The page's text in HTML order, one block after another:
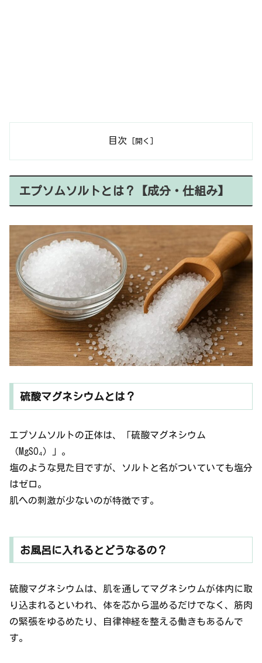
目次
エプソムソルトとは？【成分・仕組み】
硫酸マグネシウムとは？
エプソムソルトの正体は、「硫酸マグネシウム
（MgSO₄）」。
塩のような見た目ですが、ソルトと名がついていても塩分
はゼロ。
肌への刺激が少ないのが特徴です。
お風呂に入れるとどうなるの？
硫酸マグネシウムは、肌を通してマグネシウムが体内に取
り込まれるといわれ、体を芯から温めるだけでなく、筋肉
の緊張をゆるめたり、自律神経を整える働きもあるんで
す。